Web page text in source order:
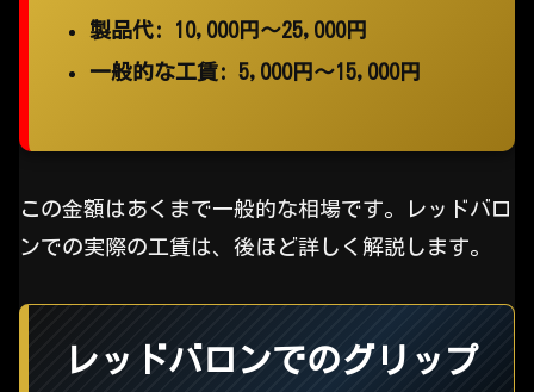
製品代: 10,000円〜25,000円
一般的な工賃: 5,000円〜15,000円
この金額はあくまで一般的な相場です。レッドバロ
ンでの実際の工賃は、後ほど詳しく解説します。
レッドバロンでのグリップ